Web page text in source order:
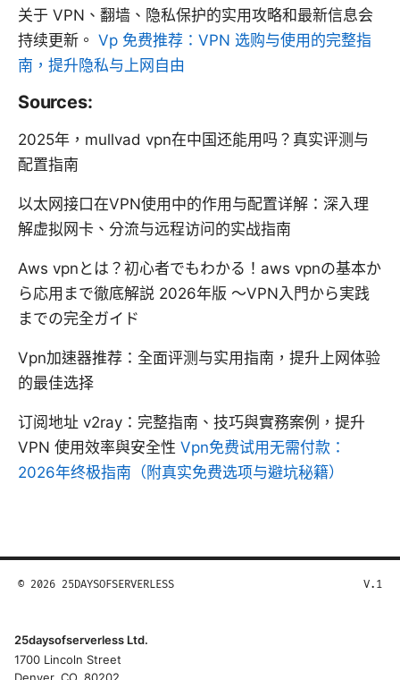
关于 VPN、翻墙、隐私保护的实用攻略和最新信息会
持续更新。 Vp 免费推荐：VPN 选购与使用的完整指
南，提升隐私与上网自由
Sources:
2025年，mullvad vpn在中国还能用吗？真实评测与
配置指南
以太网接口在VPN使用中的作用与配置详解：深入理
解虚拟网卡、分流与远程访问的实战指南
Aws vpnとは？初心者でもわかる！aws vpnの基本か
ら応用まで徹底解説 2026年版 〜VPN入門から実践
までの完全ガイド
Vpn加速器推荐：全面评测与实用指南，提升上网体验
的最佳选择
订阅地址 v2ray：完整指南、技巧與實務案例，提升
VPN 使用效率與安全性 Vpn免费试用无需付款：
2026年终极指南（附真实免费选项与避坑秘籍）
© 2026 25DAYSOFSERVERLESS V.1
25daysofserverless Ltd.
1700 Lincoln Street